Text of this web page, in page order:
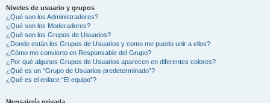
Niveles de usuario y grupos
¿Qué son los Administradores?
¿Qué son los Moderadores?
¿Qué son los Grupos de Usuarios?
¿Donde están los Grupos de Usuarios y como me puedo unir a ellos?
¿Cómo me convierto en Responsable del Grupo?
¿Por qué algunos Grupos de Usuarios aparecen en diferentes colores?
¿Qué es un “Grupo de Usuarios predeterminado”?
¿Qué es el enlace “El equipo”?